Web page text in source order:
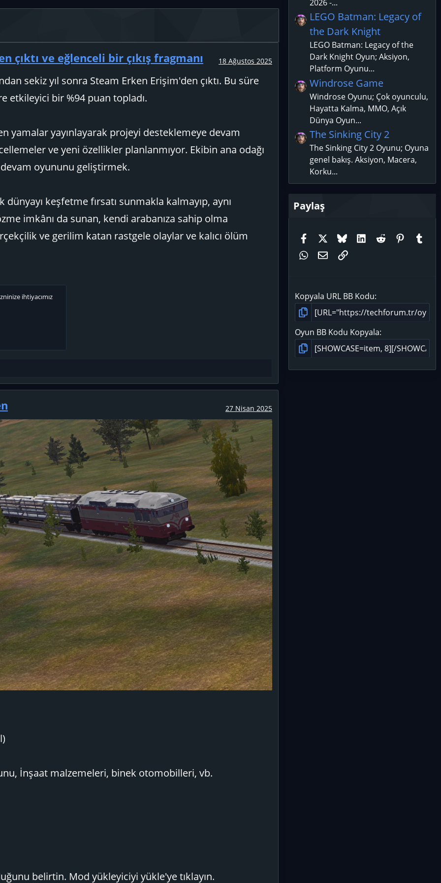
çıktı ve eğlenceli bir çıkış fragmanı 18 Ağustos 2025
sekiz yıl sonra Steam Erken Erişim'den çıktı. Bu süre
etkileyici bir %94 puan topladı.
yamalar yayınlayarak projeyi desteklemeye devam
ve yeni özellikler planlanmıyor. Ekibin ana odağı
oyununu geliştirmek.
keşfetme fırsatı sunmakla kalmayıp, aynı
imkânı da sunan, kendi arabanıza sahip olma
ve gerilim katan rastgele olaylar ve kalıcı ölüm
ihtiyacımız
27 Nisan 2025
İnşaat malzemeleri, binek otomobilleri, vb.
belirtin. Mod yükleyiciyi yükle'ye tıklayın.
2026 -...
LEGO Batman: Legacy of
the Dark Knight
LEGO Batman: Legacy of the
Dark Knight Oyun; Aksiyon,
Platform Oyunu...
Windrose Game
Windrose Oyunu; Çok oyunculu,
Hayatta Kalma, MMO, Açık
Dünya Oyun...
The Sinking City 2
The Sinking City 2 Oyunu; Oyuna
genel bakış. Aksiyon, Macera,
Korku...
Paylaş
FacebookX (Twitter)
BlueskyLinkedIn
Reddit
WhatsApp
E-posta
Link
Kopyala URL BB Kodu
Oyun BB Kodu Kopyala